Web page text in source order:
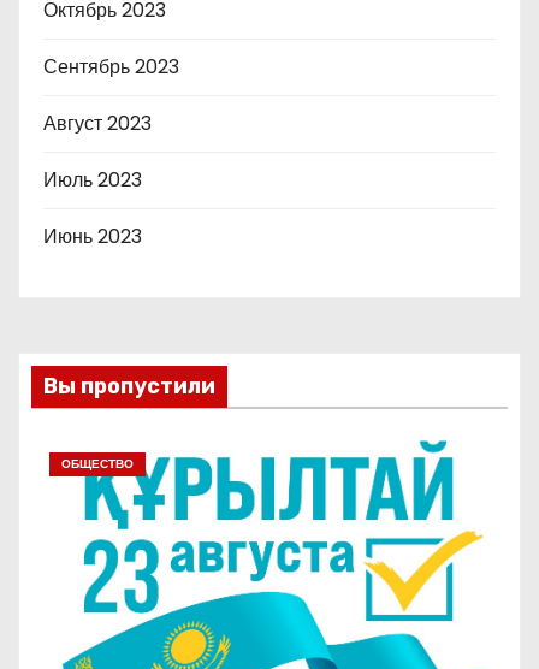
Октябрь 2023
Сентябрь 2023
Август 2023
Июль 2023
Июнь 2023
Вы пропустили
ОБЩЕСТВО